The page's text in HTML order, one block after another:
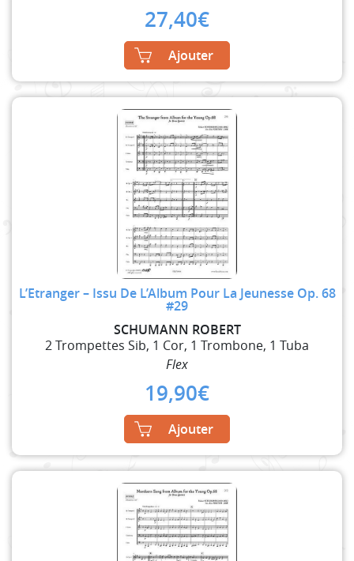
27,40€
Ajouter
L’Etranger – Issu De L’Album Pour La Jeunesse Op. 68
#29
SCHUMANN ROBERT
2 Trompettes Sib, 1 Cor, 1 Trombone, 1 Tuba
Flex
19,90€
Ajouter